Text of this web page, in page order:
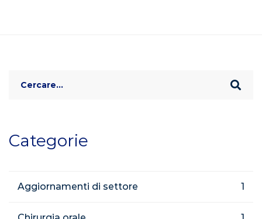
Categorie
Aggiornamenti di settore 1